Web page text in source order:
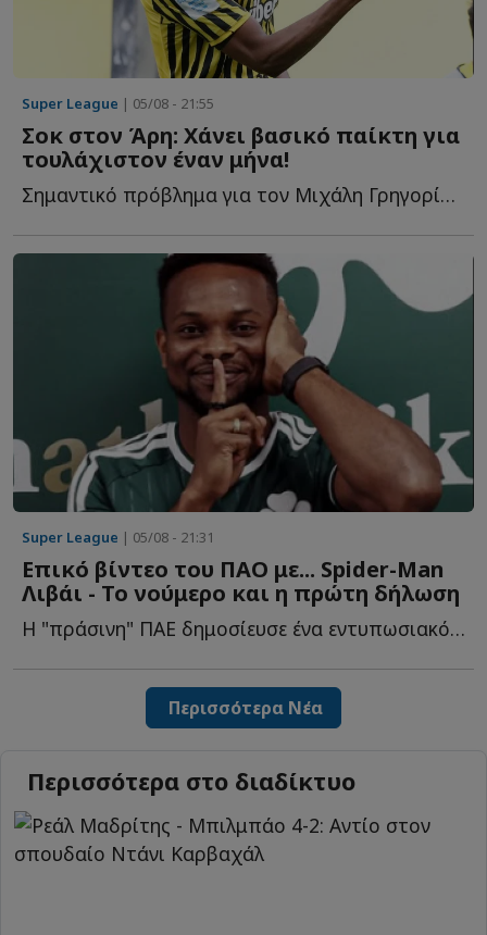
Super League | 05/08 - 21:55
Σοκ στον Άρη: Χάνει βασικό παίκτη για
τουλάχιστον έναν μήνα!
Σημαντικό πρόβλημα για τον Μιχάλη Γρηγορίου ο τραυματίσμος τ...
Super League | 05/08 - 21:31
Επικό βίντεο του ΠΑΟ με... Spider-Man
Λιβάι - Το νούμερο και η πρώτη δήλωση
Η "πράσινη" ΠΑΕ δημοσίευσε ένα εντυπωσιακό βίντεο με τ...
Περισσότερα Νέα
Περισσότερα στο διαδίκτυο